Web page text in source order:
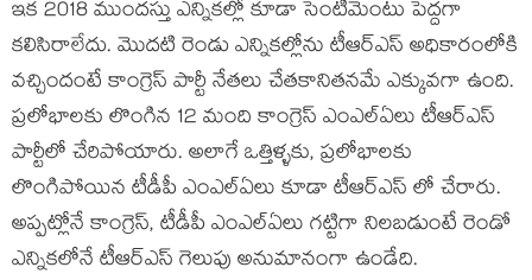
ఇక 2018 ముందస్తు ఎన్నికల్లో కూడా సెంటిమెంటు పెద్దగా
కలిసిరాలేదు. మొదటి రెండు ఎన్నికల్లోను టీఆర్ఎస్ అధికారంలోకి
వచ్చిందంటే కాంగ్రెస్ పార్టీ నేతలు చేతకానితనమే ఎక్కువగా ఉంది.
ప్రలోభాలకు లొంగిన 12 మంది కాంగ్రెస్ ఎంఎల్ఏలు టీఆర్ఎస్
పార్టీలో చేరిపోయారు. అలాగే ఒత్తిళ్ళకు, ప్రలోభాలకు
లొంగిపోయిన టీడీపీ ఎంఎల్ఏలు కూడా టీఆర్ఎస్ లో చేరారు.
అప్పట్లోనే కాంగ్రెస్, టీడీపీ ఎంఎల్ఏలు గట్టిగా నిలబడుంటే రెండో
ఎన్నికలోనే టీఆర్ఎస్ గెలుపు అనుమానంగా ఉండేది.